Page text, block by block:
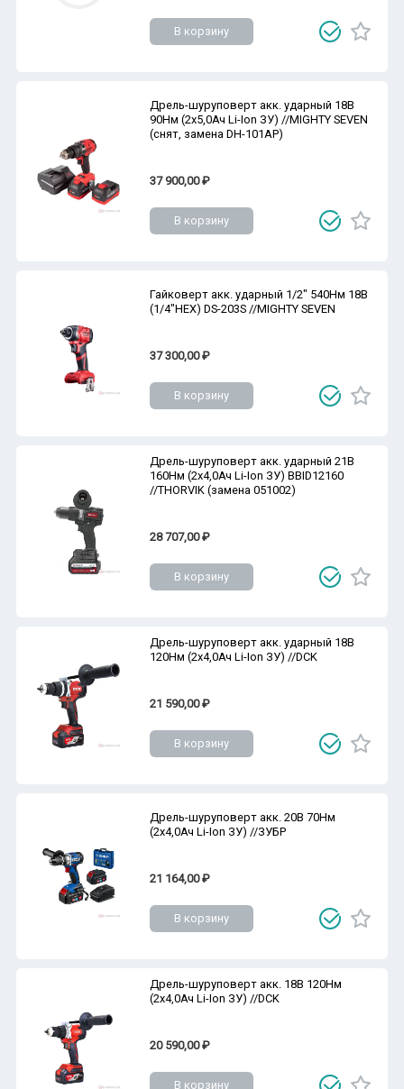
В корзину
Дрель-шуруповерт акк. ударный 18В
90Нм (2х5,0Ач Li-Ion ЗУ) //MIGHTY SEVEN
(снят, замена DH-101AP)
37 900,00 ₽
В корзину
Гайковерт акк. ударный 1/2" 540Нм 18В
(1/4"HEX) DS-203S //MIGHTY SEVEN
37 300,00 ₽
В корзину
Дрель-шуруповерт акк. ударный 21В
160Нм (2х4,0Ач Li-Ion ЗУ) BBID12160
//THORVIK (замена 051002)
28 707,00 ₽
В корзину
Дрель-шуруповерт акк. ударный 18В
120Нм (2х4,0Ач Li-Ion ЗУ) //DCK
21 590,00 ₽
В корзину
Дрель-шуруповерт акк. 20В 70Нм
(2х4,0Ач Li-Ion ЗУ) //ЗУБР
21 164,00 ₽
В корзину
Дрель-шуруповерт акк. 18В 120Нм
(2х4,0Ач Li-Ion ЗУ) //DCK
20 590,00 ₽
В корзину